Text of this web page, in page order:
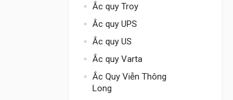
Ắc quy Troy
Ắc quy UPS
Ắc quy US
Ắc quy Varta
Ắc Quy Viễn Thông
Long